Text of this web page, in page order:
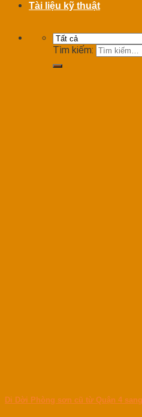
Tài liệu kỹ thuật
Tìm kiếm:
Di Dời Phòng sơn cũ từ Quận 4